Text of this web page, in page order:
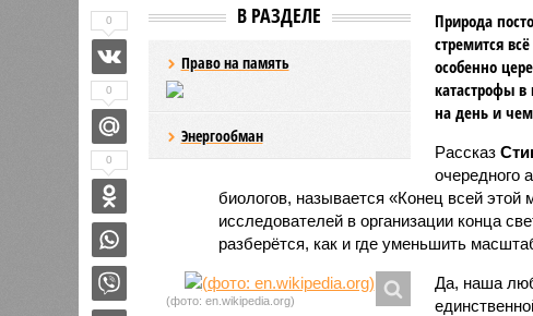
В РАЗДЕЛЕ
Право на память
Энергообман
Природа
стремится
особенно
катастрофы
на день и чем
Рассказ
очередного
биологов, называется «Конец всей
исследователей в организации конца
разберётся, как и где уменьшить
(фото: en.wikipedia.org)
Да, наша
0
0
0